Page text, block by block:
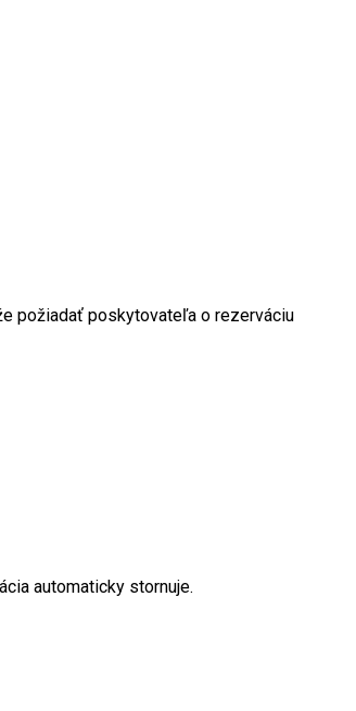
požiadať poskytovateľa o rezerváciu
automaticky stornuje.